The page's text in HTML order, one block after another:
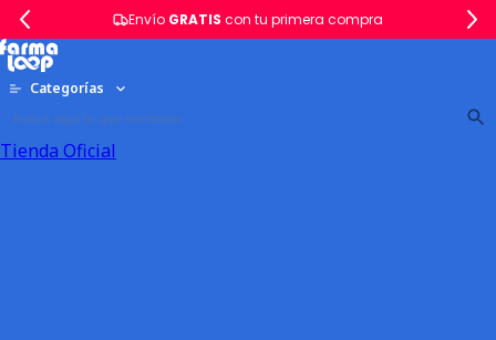
Envío GRATIS con tu primera compra
Categorías
Tienda Oficial